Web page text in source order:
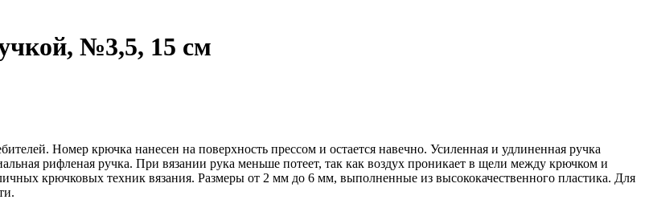
№3,5, 15 см
Номер крючка нанесен на поверхность прессом и остается навечно. Усиленная и удлиненная ручка
рифленая ручка. При вязании рука меньше потеет, так как воздух проникает в щели между крючком и
крючковых техник вязания. Размеры от 2 мм до 6 мм, выполненные из высококачественного пластика. Для